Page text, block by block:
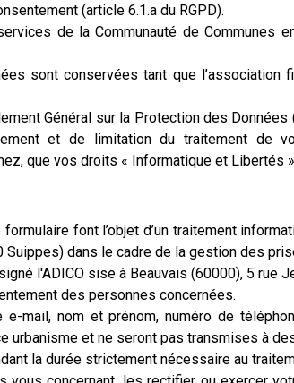
(article 6.1.a du RGPD).
de la Communauté de
sont conservées tant que
Général sur la Protection des
et de limitation du traitement
que vos droits « Informatique et Libertés
font l’objet d’un traitement
Suippes) dans le cadre de la gestion des
l'ADICO sise à Beauvais (60000), 5 rue
des personnes concernées.
mail, nom et prénom, numéro de
urbanisme et ne seront pas transmises à
la durée strictement nécessaire au